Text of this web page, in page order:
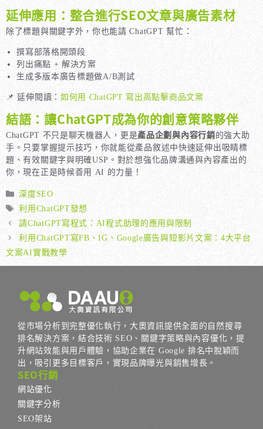
延伸應用：整合進行SEO文章與廣告素材
除了標題與關鍵字外，你也能請 ChatGPT 幫忙：
撰寫部落格開頭段
列出痛點 + 解決方案
生成多版本廣告標題做A/B測試
📌 延伸閱讀： 如何用 ChatGPT 寫出高點擊商品文案
結語：讓ChatGPT成為你的創意策略夥伴
ChatGPT 不只是聊天機器人，更是產品企劃與內容行銷的強大助
手。只要掌握提示技巧，你就能從產品敘述中快速延伸出吸睛標
題、有效關鍵字與明確USP。對於想強化品牌溝通與內容產出的
你，現在正是時候善用 AI 的力量！
分
類
深度SEO
標
籤
利用ChatGPT發想
請ChatGPT寫程式：AI程式助理的應用與限制
利用ChatGPT寫FB、IG、Google廣告與短影片文案：4大平台
文案AI實戰教學
從市場分析到完整優化執行，大奧資訊提供全面的自然搜尋
排名解決方案，結合技術 SEO、關鍵字策略與內容優化，提
升網站效能與用戶體驗，協助企業在 Google 排名中脫穎而
出，吸引更多目標客戶，實現品牌曝光與銷售增長。
SEO行銷
網站優化
關鍵字分析
SEO架站